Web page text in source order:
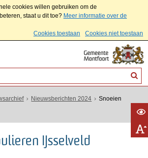
cookies willen gebruiken om de
staat u dit toe? Meer informatie over de
Cookies toestaan
Cookies niet toestaan
Nieuwsberichten 2024
Snoeien
IJsselveld